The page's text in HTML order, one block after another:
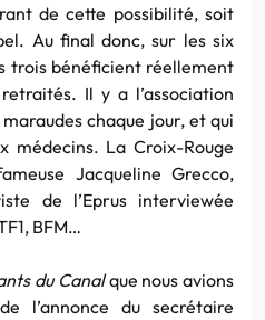
de cette possibilité, soit
Au final donc, sur les six
trois bénéficient réellement
Il y a l’association
chaque jour, et qui
médecins. La Croix-Rouge
Jacqueline Grecco,
de l’Eprus interviewée
BFM…
du Canalque nous avions
l’annonce du secrétaire